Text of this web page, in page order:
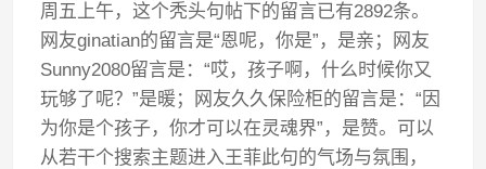
周五上午，这个秃头句帖下的留言已有2892条。
网友ginatian的留言是“恩呢，你是”，是亲；网友
Sunny2080留言是：“哎，孩子啊，什么时候你又
玩够了呢？”是暖；网友久久保险柜的留言是：“因
为你是个孩子，你才可以在灵魂界”，是赞。可以
从若干个搜索主题进入王菲此句的气场与氛围，